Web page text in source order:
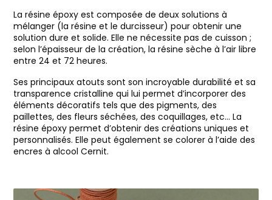
La résine époxy est composée de deux solutions à
mélanger (la résine et le durcisseur) pour obtenir une
solution dure et solide. Elle ne nécessite pas de cuisson ;
selon l’épaisseur de la création, la résine sèche à l’air libre
entre 24 et 72 heures.
Ses principaux atouts sont son incroyable durabilité et sa
transparence cristalline qui lui permet d’incorporer des
éléments décoratifs tels que des pigments, des
paillettes, des fleurs séchées, des coquillages, etc… La
résine époxy permet d’obtenir des créations uniques et
personnalisés. Elle peut également se colorer à l’aide des
encres à alcool Cernit.